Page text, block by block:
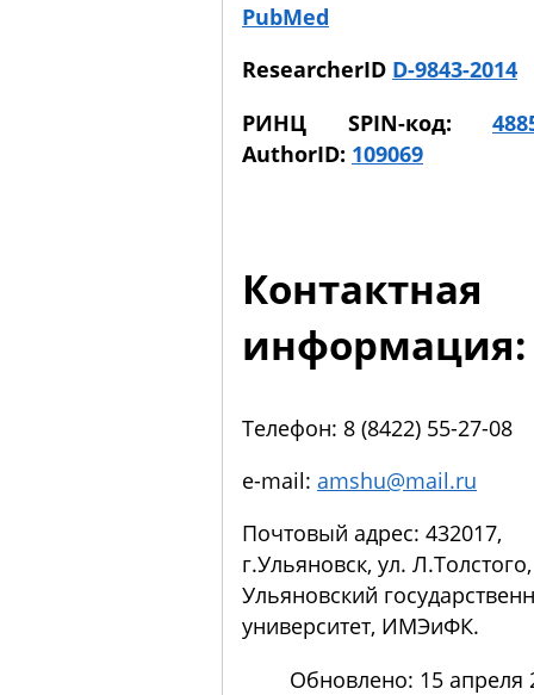
PubMed
ResearcherID D-9843-2014
РИНЦ SPIN-код:
AuthorID: 109069
Контактная
информация:
Телефон: 8 (8422) 55-27-08
e-mail: amshu@mail.ru
Почтовый адрес: 432017,
г.Ульяновск, ул.
Ульяновский
университет, ИМЭиФК.
Обновлено: 15 апреля